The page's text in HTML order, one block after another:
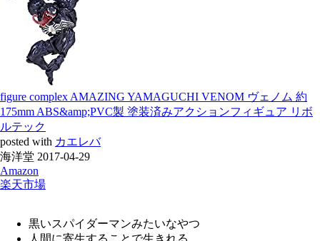
figure complex AMAZING YAMAGUCHI VENOM ヴェノム 約
175mm ABS&amp;PVC製 塗装済みアクションフィギュア リボ
ルテック
posted with カエレバ
海洋堂 2017-04-29
Amazon
楽天市場
黒いスパイダーマンみたいなやつ
人間に寄生することで生きれる